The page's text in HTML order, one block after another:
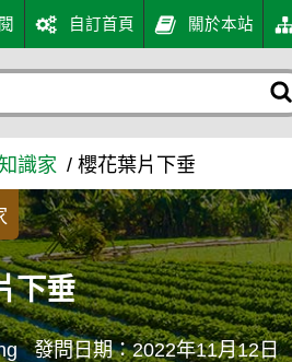
網
自訂首頁 關於本站
識家 櫻花葉片下垂
下垂
發問日期：2022年11月12日